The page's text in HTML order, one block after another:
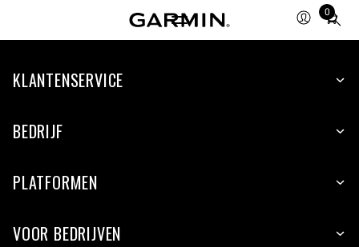
0
Total
items
cart:
KLANTENSERVICE
BEDRIJF
PLATFORMEN
VOOR BEDRIJVEN